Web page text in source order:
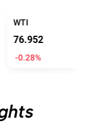
WTI
76.952
-0.28%